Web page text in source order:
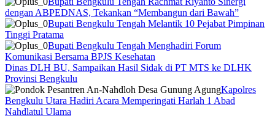
dengan ABPEDNAS, Tekankan “Membangun dari Bawah”
Bupati Bengkulu Tengah Melantik 10 Pejabat Pimpinan
Tinggi Pratama
Bupati Bengkulu Tengah Menghadiri Forum
Komunikasi Bersama BPJS Kesehatan
Dinas DLH BU, Sampaikan Hasil Sidak di PT MTS ke DLHK
Provinsi Bengkulu
Kapolres
Bengkulu Utara Hadiri Acara Memperingati Harlah 1 Abad
Nahdlatul Ulama